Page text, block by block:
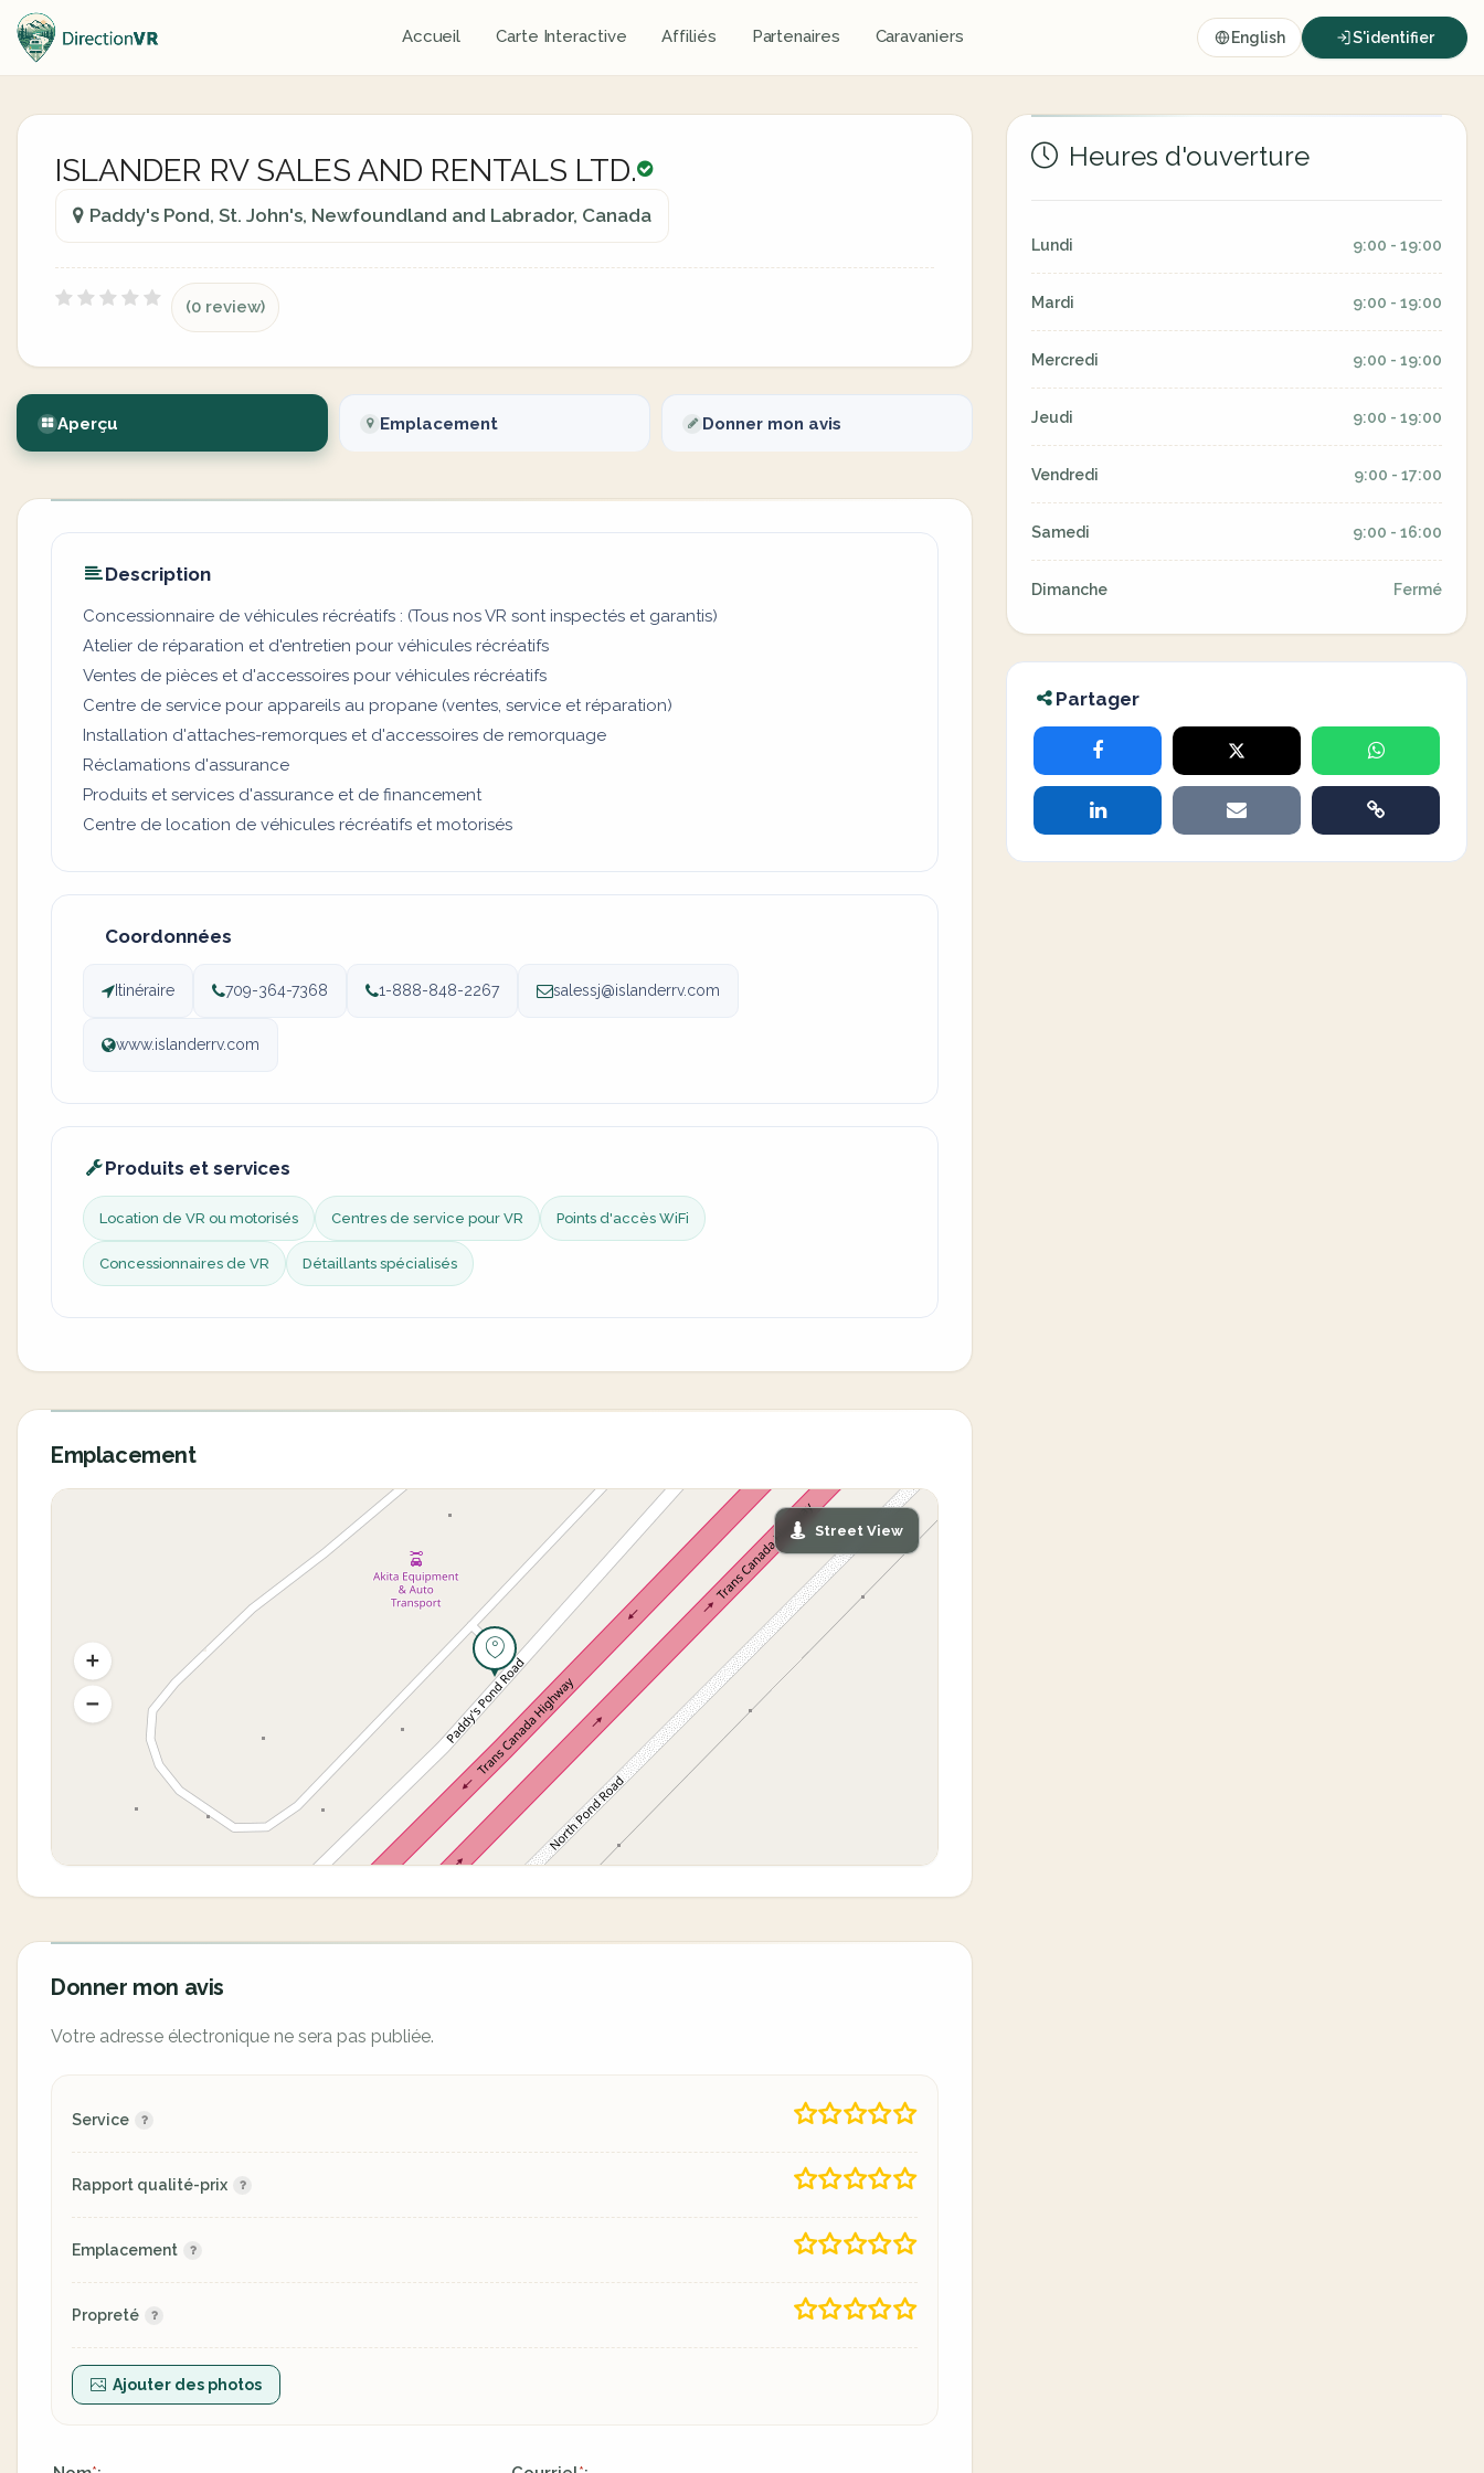
Accueil Carte Interactive Affiliés Partenaires Caravaniers English S'identifier
ISLANDER RV SALES AND RENTALS LTD.
Paddy's Pond, St. John's, Newfoundland and Labrador, Canada
(0 review)
Aperçu Emplacement Donner mon avis
Description
Concessionnaire de véhicules récréatifs : (Tous nos VR sont inspectés et garantis)
Atelier de réparation et d'entretien pour véhicules récréatifs
Ventes de pièces et d'accessoires pour véhicules récréatifs
Centre de service pour appareils au propane (ventes, service et réparation)
Installation d'attaches-remorques et d'accessoires de remorquage
Réclamations d'assurance
Produits et services d'assurance et de financement
Centre de location de véhicules récréatifs et motorisés
Coordonnées
Itinéraire 709-364-7368 1-888-848-2267 salessj@islanderrv.com
www.islanderrv.com
Produits et services
Location de VR ou motorisés Centres de service pour VR Points d'accès WiFi
Concessionnaires de VR Détaillants spécialisés
Emplacement
Street View
Donner mon avis
Votre adresse électronique ne sera pas publiée.
Service
Rapport qualité-prix
Emplacement
Propreté
Ajouter des photos
Heures d'ouverture
Lundi 9:00 - 19:00
Mardi 9:00 - 19:00
Mercredi 9:00 - 19:00
Jeudi 9:00 - 19:00
Vendredi 9:00 - 17:00
Samedi 9:00 - 16:00
Dimanche Fermé
Partager